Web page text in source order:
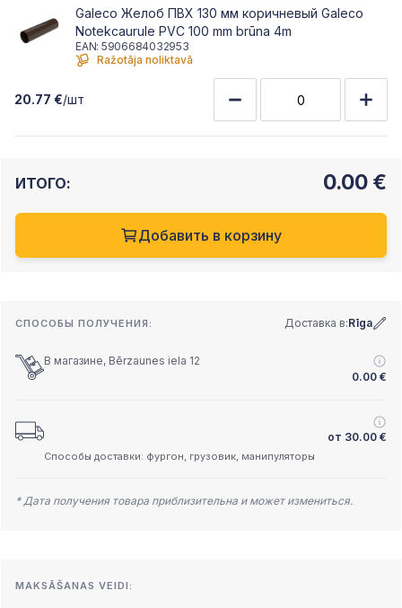
Galeco Желоб ПВХ 130 мм коричневый Galeco
Notekcaurule PVC 100 mm brūna 4m
EAN: 5906684032953
Ražotāja noliktavā
20.77 €/шт
ИТОГО: 0.00 €
Добавить в корзину
СПОСОБЫ ПОЛУЧЕНИЯ: Доставка в:Rīga
В магазине, Bērzaunes iela 12
0.00 €
от 30.00 €
Способы доставки: фургон, грузовик, манипуляторы
* Дата получения товара приблизительна и может измениться.
MAKSĀŠANAS VEIDI: